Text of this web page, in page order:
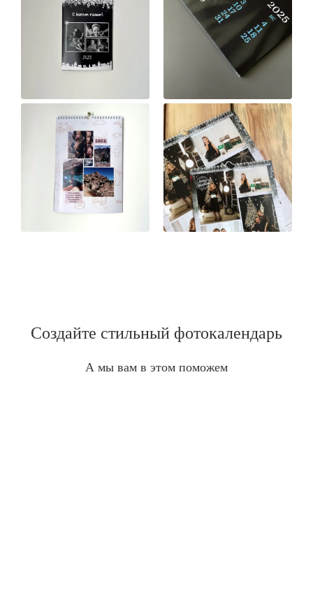
Создайте стильный фотокалендарь
А мы вам в этом поможем